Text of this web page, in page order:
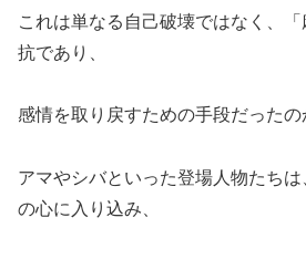
これは単なる自己破壊ではなく、
抗であり、
感情を取り戻すための手段だったの
アマやシバといった登場人物たち
の心に入り込み、